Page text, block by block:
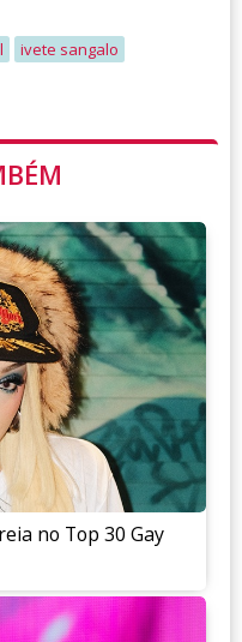
ivete sangalo
no Top 30 Gay